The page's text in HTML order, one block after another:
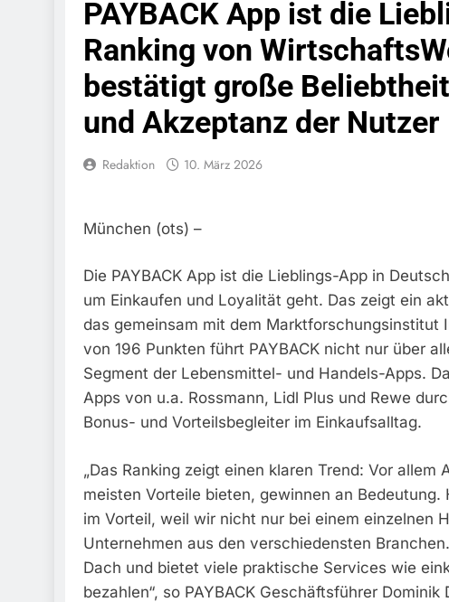
Schwarzarbeit Führen
6. August 2026
Bundespolizei
6. August 2026
5. August 2026
5. August 2026
HZA-R: Zoll Deckt
Zur Sicherstellung
4. August 2026
Sicher
3. August 2026
PAYBACK App ist die
Ranking von
bestätigt große
und Akzeptanz der Nutzer
Redaktion 10. März 2026
München (ots) –
Die PAYBACK App ist die Lieblings-App in
um Einkaufen und Loyalität geht. Das zeigt ein
das gemeinsam mit dem
von 196 Punkten führt PAYBACK nicht nur über
Segment der Lebensmittel- und Handels-Apps.
Apps von u.a. Rossmann, Lidl Plus und Rewe
Bonus- und Vorteilsbegleiter im Einkaufsalltag.
„Das Ranking zeigt einen klaren Trend: Vor
meisten Vorteile bieten, gewinnen an
im Vorteil, weil wir nicht nur bei einem einzelnen
Unternehmen aus den verschiedensten
Dach und bietet viele praktische Services wie
bezahlen“, so PAYBACK Geschäftsführer